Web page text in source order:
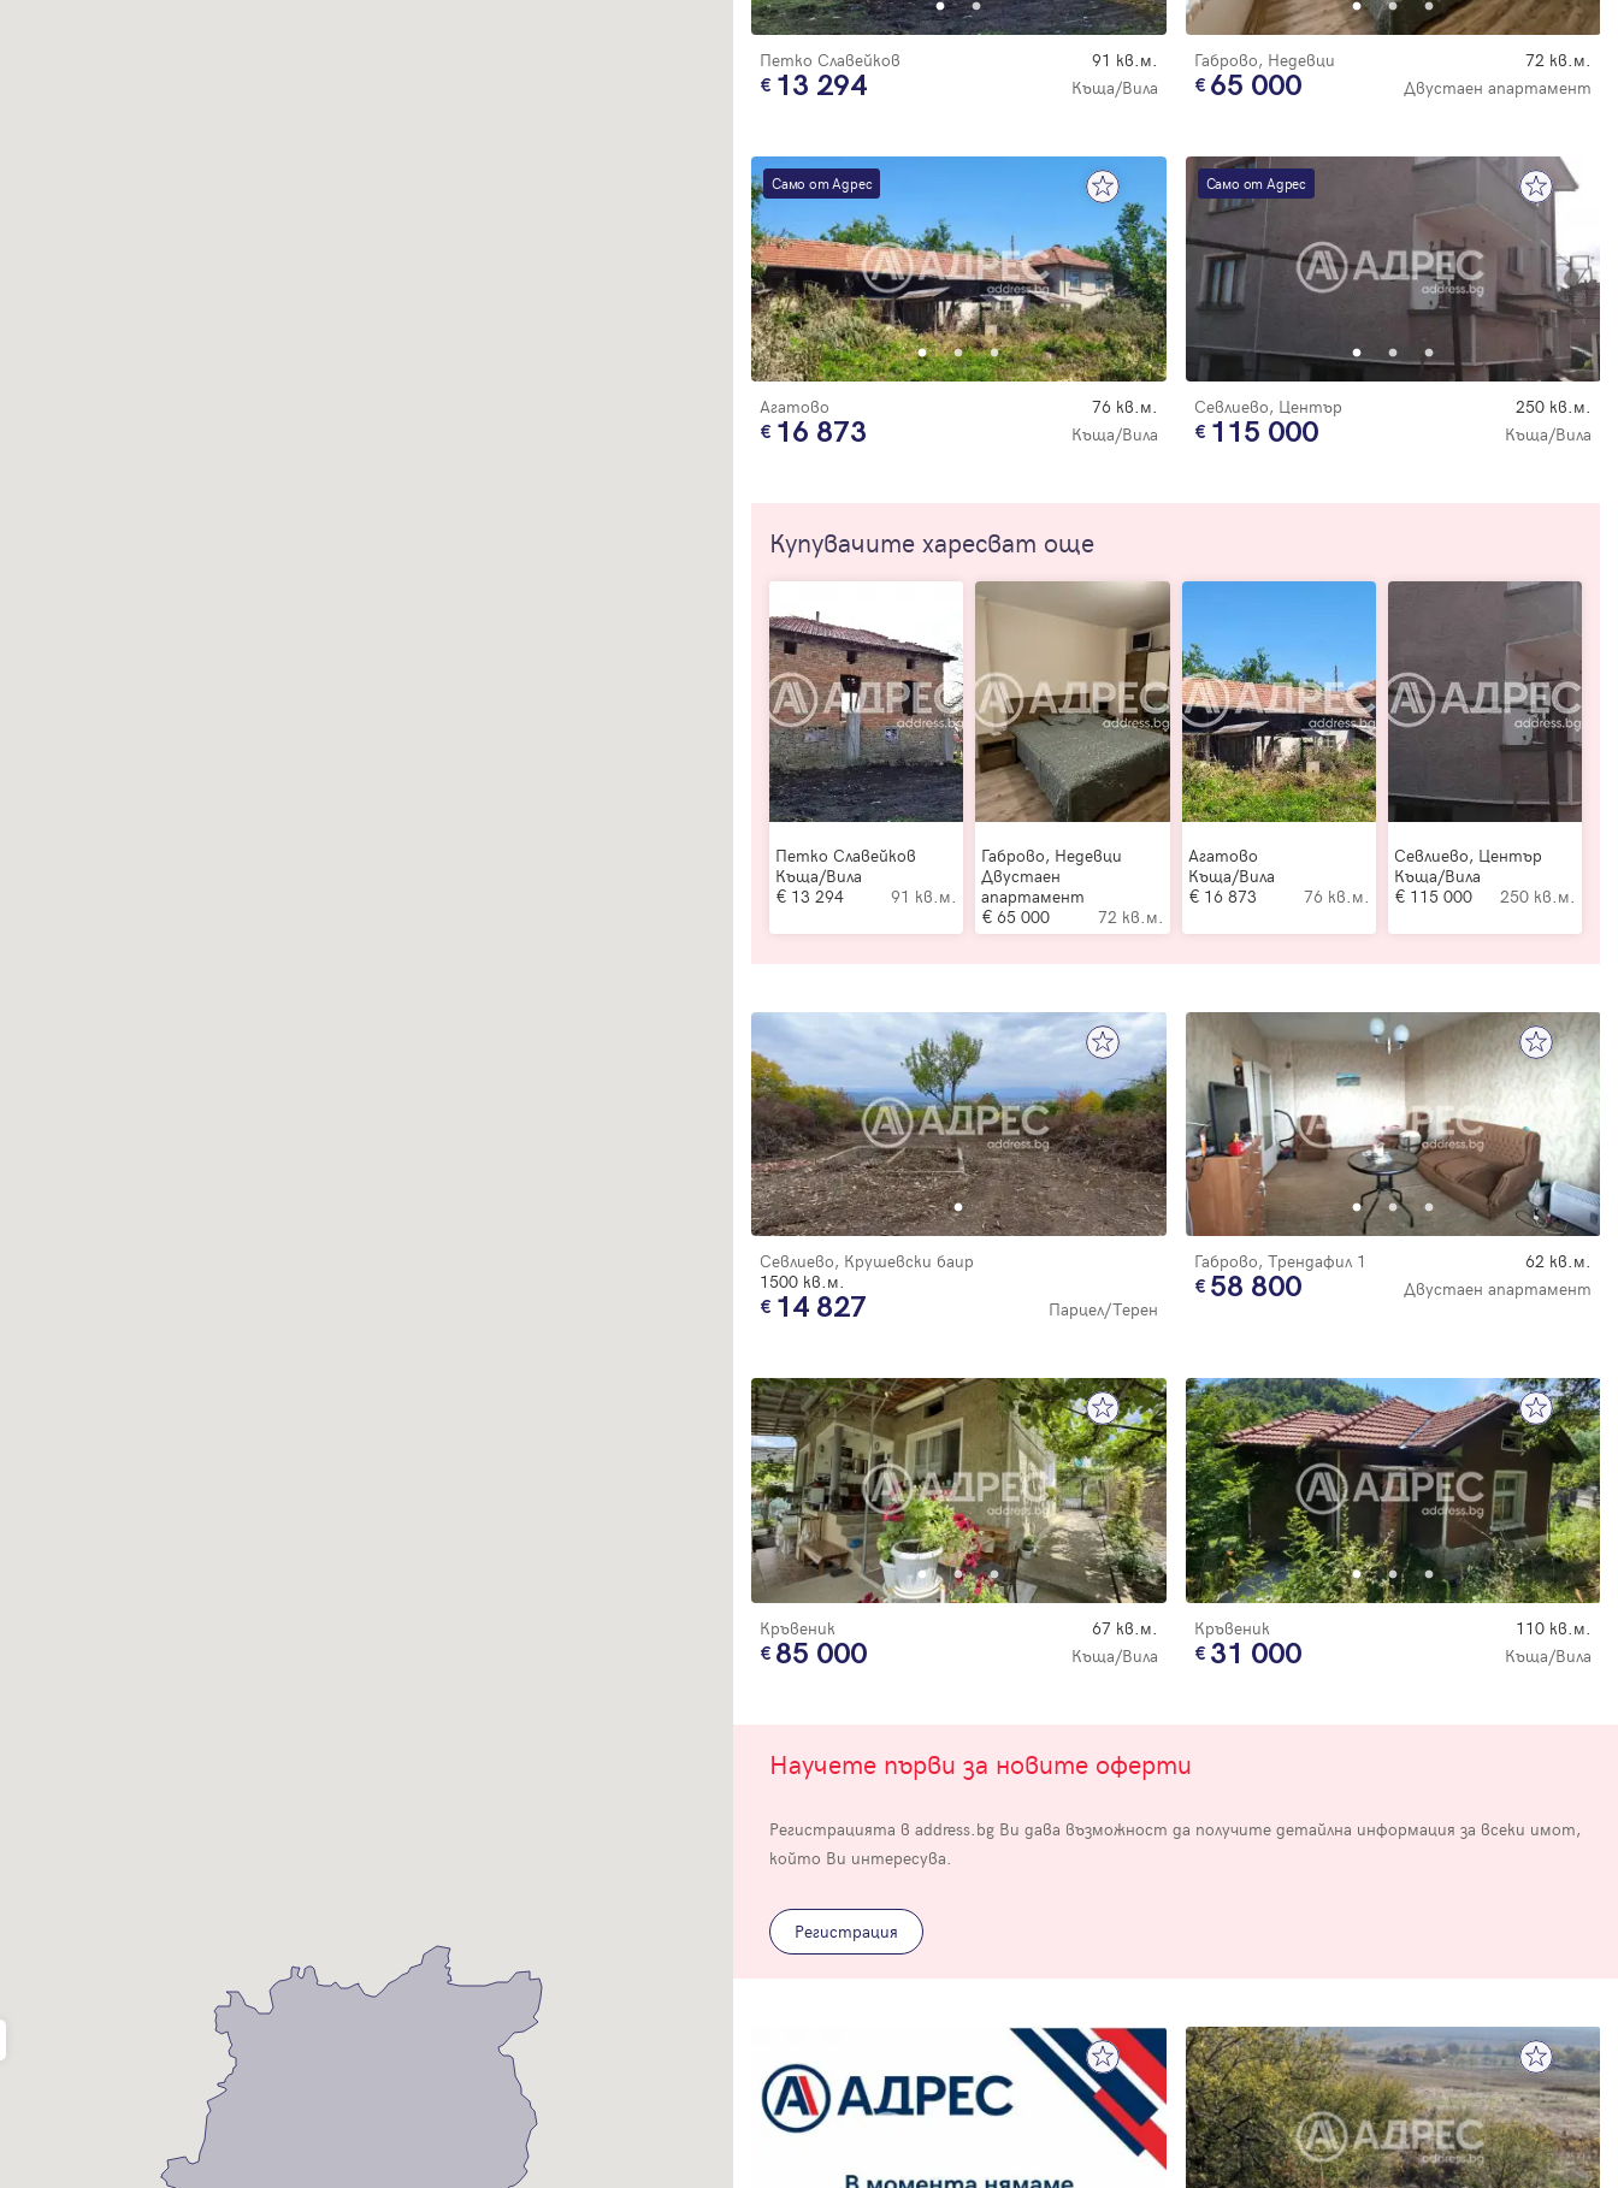
Петко Славейков 91 кв.м.
13 294 Къща/Вила
Габрово, Недевци 72 кв.м.
65 000 Двустаен апартамент
Само от Адрес
Агатово 76 кв.м.
16 873 Къща/Вила
Само от Адрес
Севлиево, Център 250 кв.м.
115 000 Къща/Вила
Купувачите харесват още
Петко Славейков
Къща/Вила
13 294
91 кв.м.
Габрово, Недевци
Двустаен
апартамент
65 000
72 кв.м.
Агатово
Къща/Вила
16 873
76 кв.м.
Севлиево, Център
Къща/Вила
115 000
250 кв.м.
Севлиево, Крушевски баир
1500 кв.м.
14 827 Парцел/Терен
Габрово, Трендафил 1 62 кв.м.
58 800 Двустаен апартамент
Кръвеник 67 кв.м.
85 000 Къща/Вила
Кръвеник 110 кв.м.
31 000 Къща/Вила
Научете първи за новите оферти
Регистрацията в address.bg Ви дава възможност да получите детайлна информация за всеки имот,
който Ви интересува.
Регистрация
Успех! или влезте с имейл